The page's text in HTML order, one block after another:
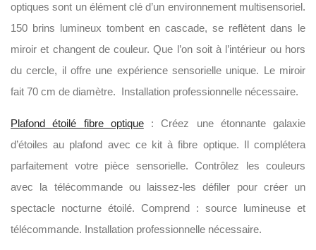
optiques sont un élément clé d’un environnement multisensoriel.
150 brins lumineux tombent en cascade, se reflètent dans le
miroir et changent de couleur. Que l’on soit à l’intérieur ou hors
du cercle, il offre une expérience sensorielle unique. Le miroir
fait 70 cm de diamètre. Installation professionnelle nécessaire.
Plafond étoilé fibre optique: Créez une étonnante galaxie
d’étoiles au plafond avec ce kit à fibre optique. Il complétera
parfaitement votre pièce sensorielle. Contrôlez les couleurs
avec la télécommande ou laissez-les défiler pour créer un
spectacle nocturne étoilé. Comprend : source lumineuse et
télécommande. Installation professionnelle nécessaire.